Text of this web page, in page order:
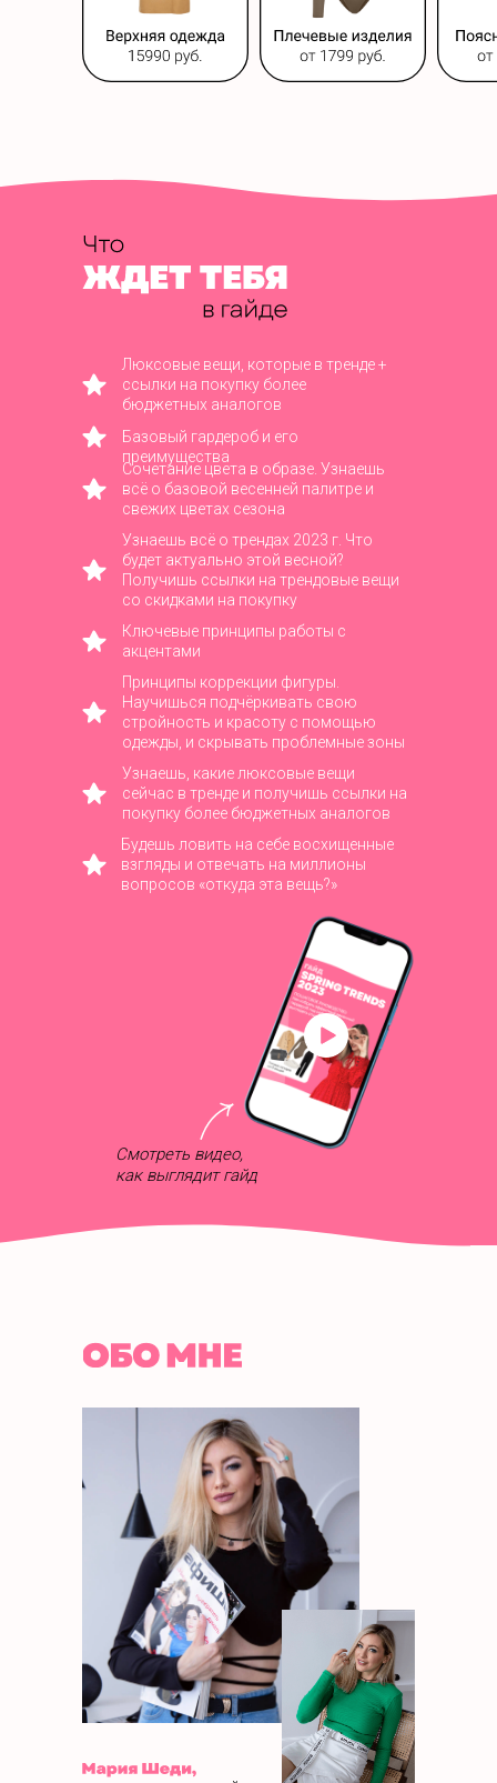
Смотреть видео,
как выглядит гайд
Люксовые вещи, которые в тренде +
ссылки на покупку более
бюджетных аналогов
Базовый гардероб и его
преимущества
Сочетание цвета в образе. Узнаешь
всё о базовой весенней палитре и
свежих цветах сезона
Узнаешь всё о трендах 2023 г. Что
будет актуально этой весной?
Получишь ссылки на трендовые вещи
со скидками на покупку
Принципы коррекции фигуры.
Научишься подчёркивать свою
стройность и красоту с помощью
одежды, и скрывать проблемные зоны
Ключевые принципы работы с
акцентами
Узнаешь, какие люксовые вещи
сейчас в тренде и получишь ссылки на
покупку более бюджетных аналогов
Будешь ловить на себе восхищенные
взгляды и отвечать на миллионы
вопросов «откуда эта вещь?»